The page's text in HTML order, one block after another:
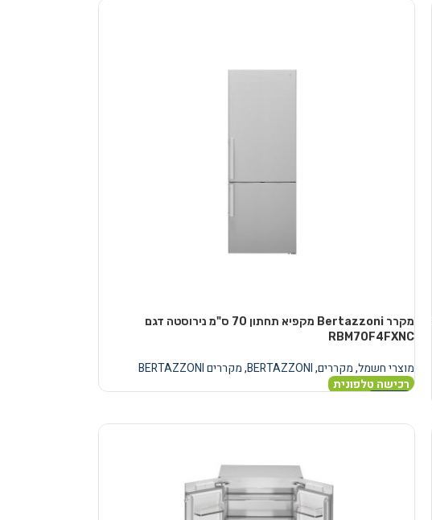
מקרר Bertazzoni מקפיא תחתון 70 ס"מ נירוסטה דגם
RBM70F4FXNC
מוצרי חשמל,מקררים,
BERTAZZONI
,מקררים BERTAZZONI
רכישה טלפונית